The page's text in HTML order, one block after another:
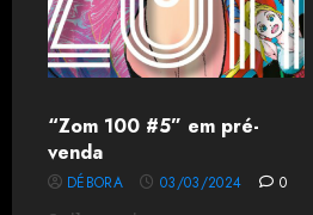
“Zom 100 #5” em pré-
venda
DÉBORA 03/03/2024 0